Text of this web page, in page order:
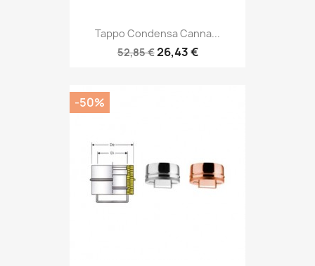
Tappo Condensa Canna...
52,85 €26,43 €
-50%